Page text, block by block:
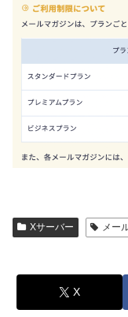
Xサーバー メー
X